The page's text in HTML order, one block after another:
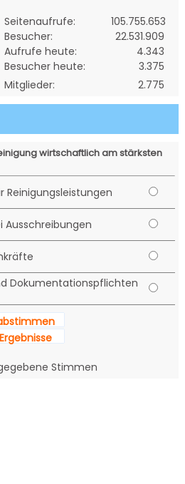
Seitenaufrufe:
105.755.653
Besucher:
22.531.909
Aufrufe heute:
4.343
Besucher heute:
3.375
Mitglieder:
2.775
wirtschaftlich am stärksten
Reinigungsleistungen
Ausschreibungen
Dokumentationspflichten
Ergebnisse
Stimmen